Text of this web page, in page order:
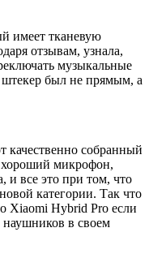
имеет тканевую
отзывам, узнала,
музыкальные
штекер был не прямым, а
собранный
хороший микрофон,
и все это при том, что
категории. Так что
Xiaomi Hybrid Pro если
в своем